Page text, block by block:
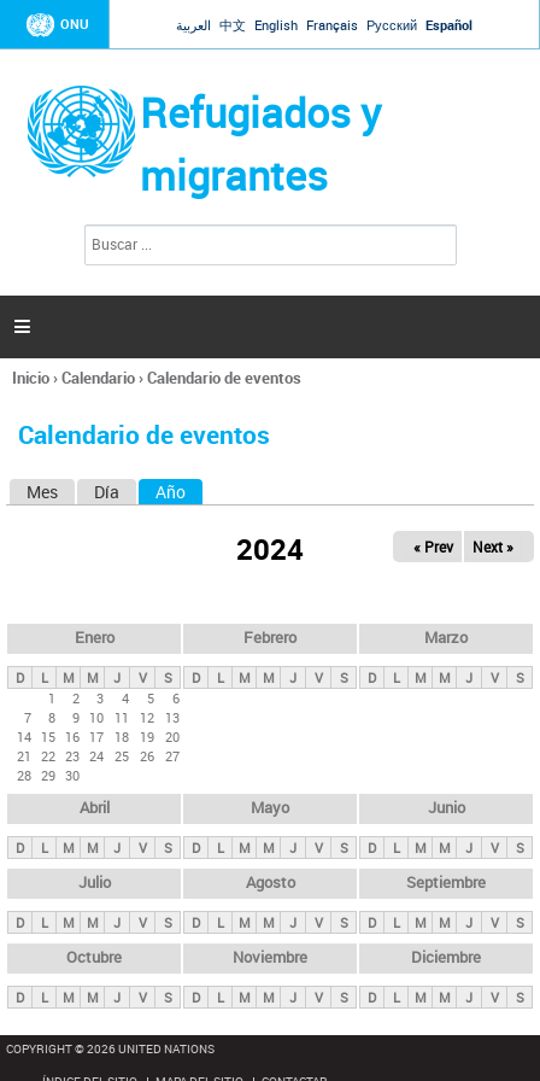
Jump to navigation
ONU العربية 中文 English Français Русский Español
Refugiados y
migrantes
l
d
s

Se
usted
Inicio›Calendario›Calendario de eventos
Calendario de eventos
s
p
n
i
p
a
l
s
Mes Día Año
2024 « Prev Next »
Enero
D L M M J V
S
1
2 3 4 5
6
7
8 9 10 11 12
13
14 15 16 17 18 19 20
21
22 23 24 25 26 27
28 29 30
Febrero
D L M M J V S
Marzo
D L M M J V S
Abril
D L M M J V S
Mayo
D L M M J V S
Junio
D L M M J V S
Julio
D L M M J V S
Agosto
D L M M J V S
Septiembre
D L M M J V S
Octubre
D L M M J V S
Noviembre
D L M M J V S
Diciembre
D L M M J V S
COPYRIGHT © 2026 UNITED NATIONS